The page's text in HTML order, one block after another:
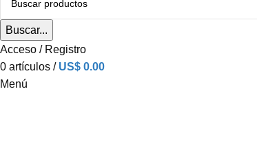
Buscar...
Acceso / Registro
0 artículos / US$ 0.00
Menú